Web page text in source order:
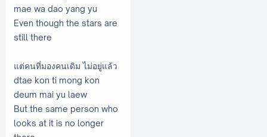
mae wa dao yang yu
Even though the stars are
still there
แต่คนที่มองคนเดิม ไม่อยู่แล้ว
dtae kon ti mong kon
deum mai yu laew
But the same person who
looks at it is no longer